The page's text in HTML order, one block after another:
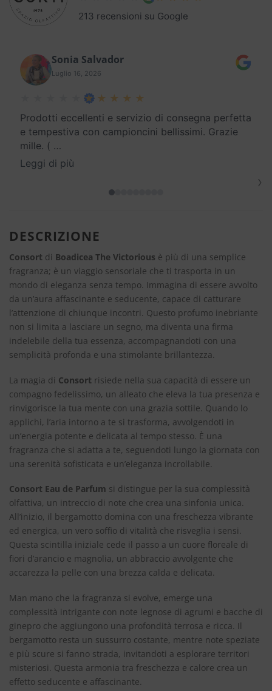
213 recensioni su Google
Sonia Salvador
Luglio 16, 2026
Prodotti eccellenti e servizio di consegna perfetta
e tempestiva con campioncini bellissimi. Grazie
mille. ( …
Leggi di più
›
DESCRIZIONE
Consort di Boadicea The Victorious è più di una semplice
fragranza; è un viaggio sensoriale che ti trasporta in un
mondo di eleganza senza tempo. Immagina di essere avvolto
da un’aura affascinante e seducente, capace di catturare
l’attenzione di chiunque incontri. Questo profumo inebriante
non si limita a lasciare un segno, ma diventa una firma
indelebile della tua essenza, accompagnandoti con una
semplicità profonda e una stimolante brillantezza.
La magia di Consort risiede nella sua capacità di essere un
compagno fedelissimo, un alleato che eleva la tua presenza e
rinvigorisce la tua mente con una grazia sottile. Quando lo
applichi, l’aria intorno a te si trasforma, avvolgendoti in
un’energia potente e delicata al tempo stesso. È una
fragranza che si adatta a te, seguendoti lungo la giornata con
una serenità sofisticata e un’eleganza incrollabile.
Consort Eau de Parfum si distingue per la sua complessità
olfattiva, un intreccio di note che crea una sinfonia unica.
All’inizio, il bergamotto domina con una freschezza vibrante
ed energica, un vero soffio di vitalità che risveglia i sensi.
Questa scintilla iniziale cede il passo a un cuore floreale di
fiori d’arancio e magnolia, un abbraccio avvolgente che
accarezza la pelle con una brezza calda e delicata.
Man mano che la fragranza si evolve, emerge una
complessità intrigante con note legnose di agrumi e bacche di
ginepro che aggiungono una profondità terrosa e ricca. Il
bergamotto resta un sussurro costante, mentre note speziate
e più scure si fanno strada, invitandoti a esplorare territori
misteriosi. Questa armonia tra freschezza e calore crea un
effetto seducente e affascinante.